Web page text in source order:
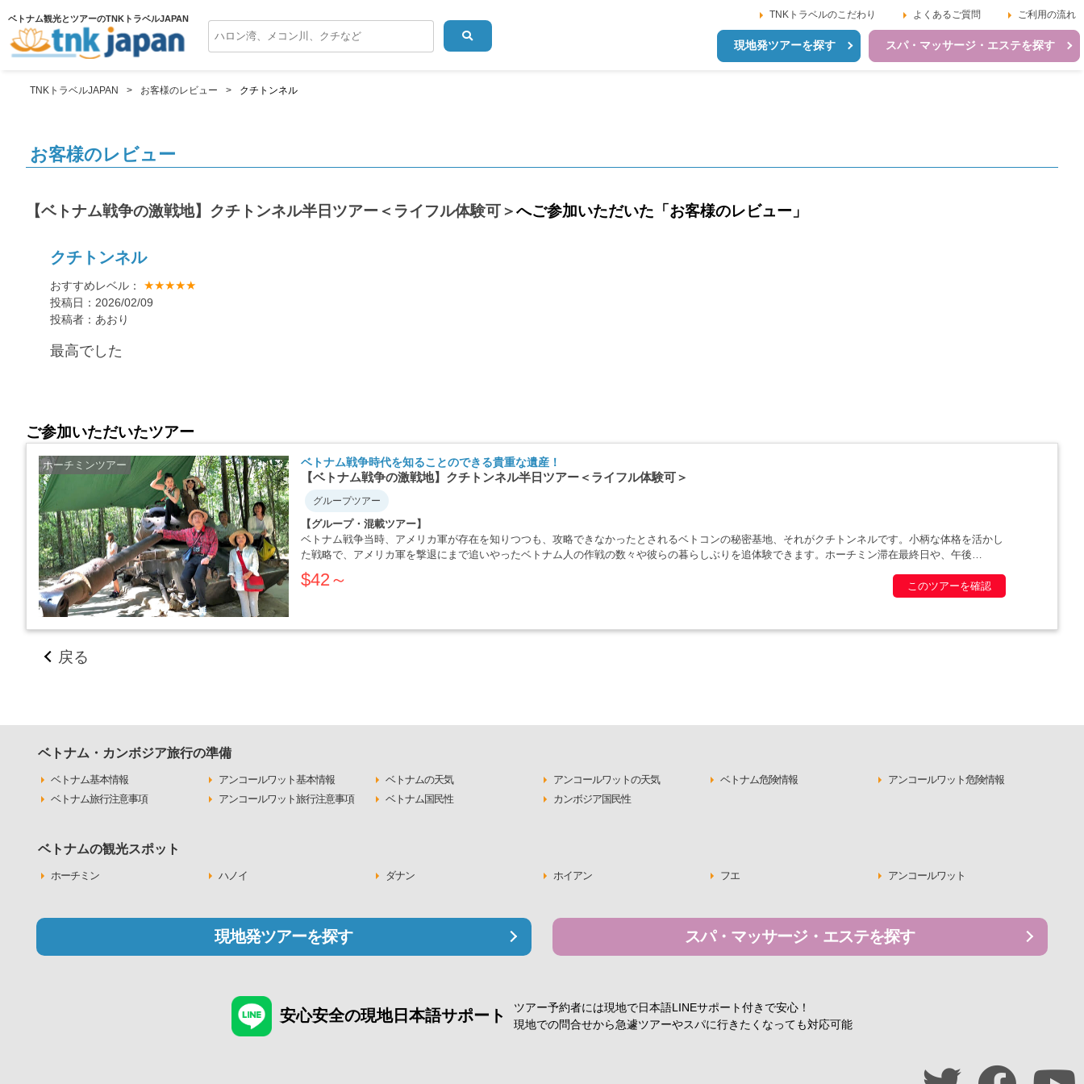
ベトナム観光とツアーのTNKトラベルJAPAN TNKトラベルのこだわり よくあるご質問 ご利用の流れ
現地発ツアーを探す スパ・マッサージ・エステを探す
TNKトラベルJAPAN お客様のレビュー クチトンネル
お客様のレビュー
【ベトナム戦争の激戦地】クチトンネル半日ツアー＜ライフル体験可＞へご参加いただいた「お客様のレビュー」
クチトンネル
おすすめレベル： ★★★★★
投稿日：2026/02/09
投稿者：あおり
最高でした
ご参加いただいたツアー
ホーチミンツアー ベトナム戦争時代を知ることのできる貴重な遺産！
【ベトナム戦争の激戦地】クチトンネル半日ツアー＜ライフル体験可＞
グループツアー
【グループ・混載ツアー】
ベトナム戦争当時、アメリカ軍が存在を知りつつも、攻略できなかったとされるベトコンの秘密基地、それがクチトンネルです。小柄な体格を活かし
た戦略で、アメリカ軍を撃退にまで追いやったベトナム人の作戦の数々や彼らの暮らしぶりを追体験できます。ホーチミン滞在最終日や、午後
か・・・・・
$42～ このツアーを確認
戻る
ベトナム・カンボジア旅行の準備
ベトナム基本情報 アンコールワット基本情報 ベトナムの天気 アンコールワットの天気 ベトナム危険情報
アンコールワット危険情報
ベトナム旅行注意事項
アンコールワット旅行注意事項 ベトナム国民性 カンボジア国民性
ベトナムの観光スポット
ホーチミン ハノイ ダナン ホイアン フエ アンコールワット
現地発ツアーを探す スパ・マッサージ・エステを探す
安心安全の現地日本語サポート ツアー予約者には現地で日本語LINEサポート付きで安心！
現地での問合せから急遽ツアーやスパに行きたくなっても対応可能